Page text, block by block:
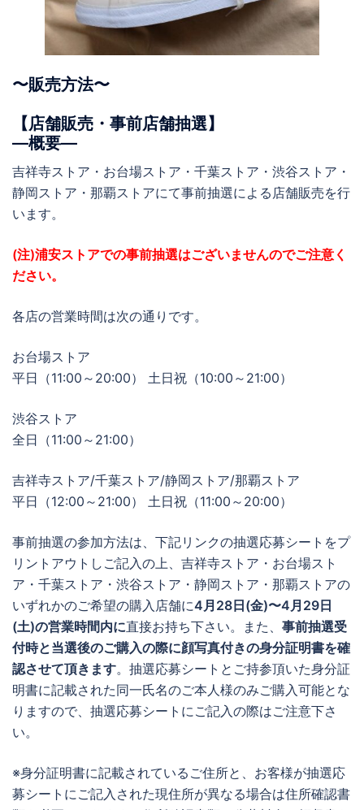
〜販売方法〜
【店舗販売・事前店舗抽選】
―概要―
吉祥寺ストア・お台場ストア・千葉ストア・渋谷ストア・
静岡ストア・那覇ストアにて事前抽選による店舗販売を行
います。
(注)浦安ストアでの事前抽選はございませんのでご注意く
ださい。
各店の営業時間は次の通りです。
お台場ストア
平日（11:00～20:00） 土日祝（10:00～21:00）
渋谷ストア
全日（11:00～21:00）
吉祥寺ストア/千葉ストア/静岡ストア/那覇ストア
平日（12:00～21:00） 土日祝（11:00～20:00）
事前抽選の参加方法は、下記リンクの抽選応募シートをプ
リントアウトしご記入の上、吉祥寺ストア・お台場スト
ア・千葉ストア・渋谷ストア・静岡ストア・那覇ストアの
いずれかのご希望の購入店舗に4月28日(金)〜4月29日
(土)の営業時間内に直接お持ち下さい。また、 事前抽選受
付時と当選後のご購入の際に顔写真付きの身分証明書を確
認させて頂きます。抽選応募シートとご持参頂いた身分証
明書に記載された同一氏名のご本人様のみご購入可能とな
りますので、抽選応募シートにご記入の際はご注意下さ
い。
※身分証明書に記載されているご住所と、お客様が抽選応
募シートにご記入された現住所が異なる場合は住所確認書